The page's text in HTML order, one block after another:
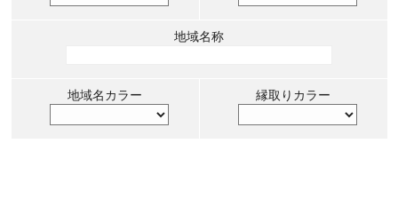
地域名称
地域名カラー 縁取りカラー